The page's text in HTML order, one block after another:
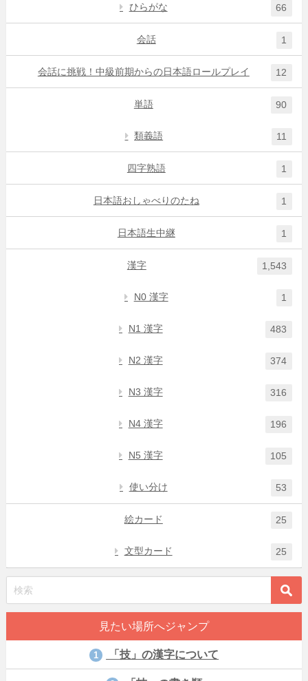
ひらがな 66
会話 1
会話に挑戦！中級前期からの日本語ロールプレイ 12
単語 90
類義語 11
四字熟語 1
日本語おしゃべりのたね 1
日本語生中継 1
漢字 1,543
N0 漢字 1
N1 漢字 483
N2 漢字 374
N3 漢字 316
N4 漢字 196
N5 漢字 105
使い分け 53
絵カード 25
文型カード 25
見たい場所へジャンプ
1 「技」の漢字について